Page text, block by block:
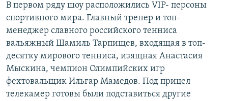
В первом ряду шоу расположились VIP- персоны
спортивного мира. Главный тренер и топ-
менеджер славного российского тенниса
вальяжный Шамиль Тарпищев, входящая в топ-
десятку мирового тенниса, изящная Анастасия
Мыскина, чемпион Олимпийских игр
фехтовальщик Ильгар Мамедов. Под прицел
телекамер готовы были подставиться другие